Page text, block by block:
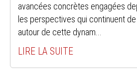
avancées concrètes engagées
les perspectives qui continuent
autour de cette dynam...
LIRE LA SUITE